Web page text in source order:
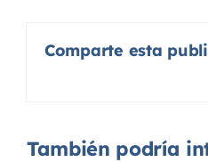
Comparte esta
También podría